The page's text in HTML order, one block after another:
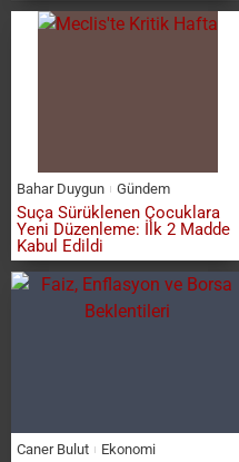
Bahar Duygun Gündem
Suça Sürüklenen Çocuklara
Yeni Düzenleme: İlk 2 Madde
Kabul Edildi
Caner Bulut Ekonomi